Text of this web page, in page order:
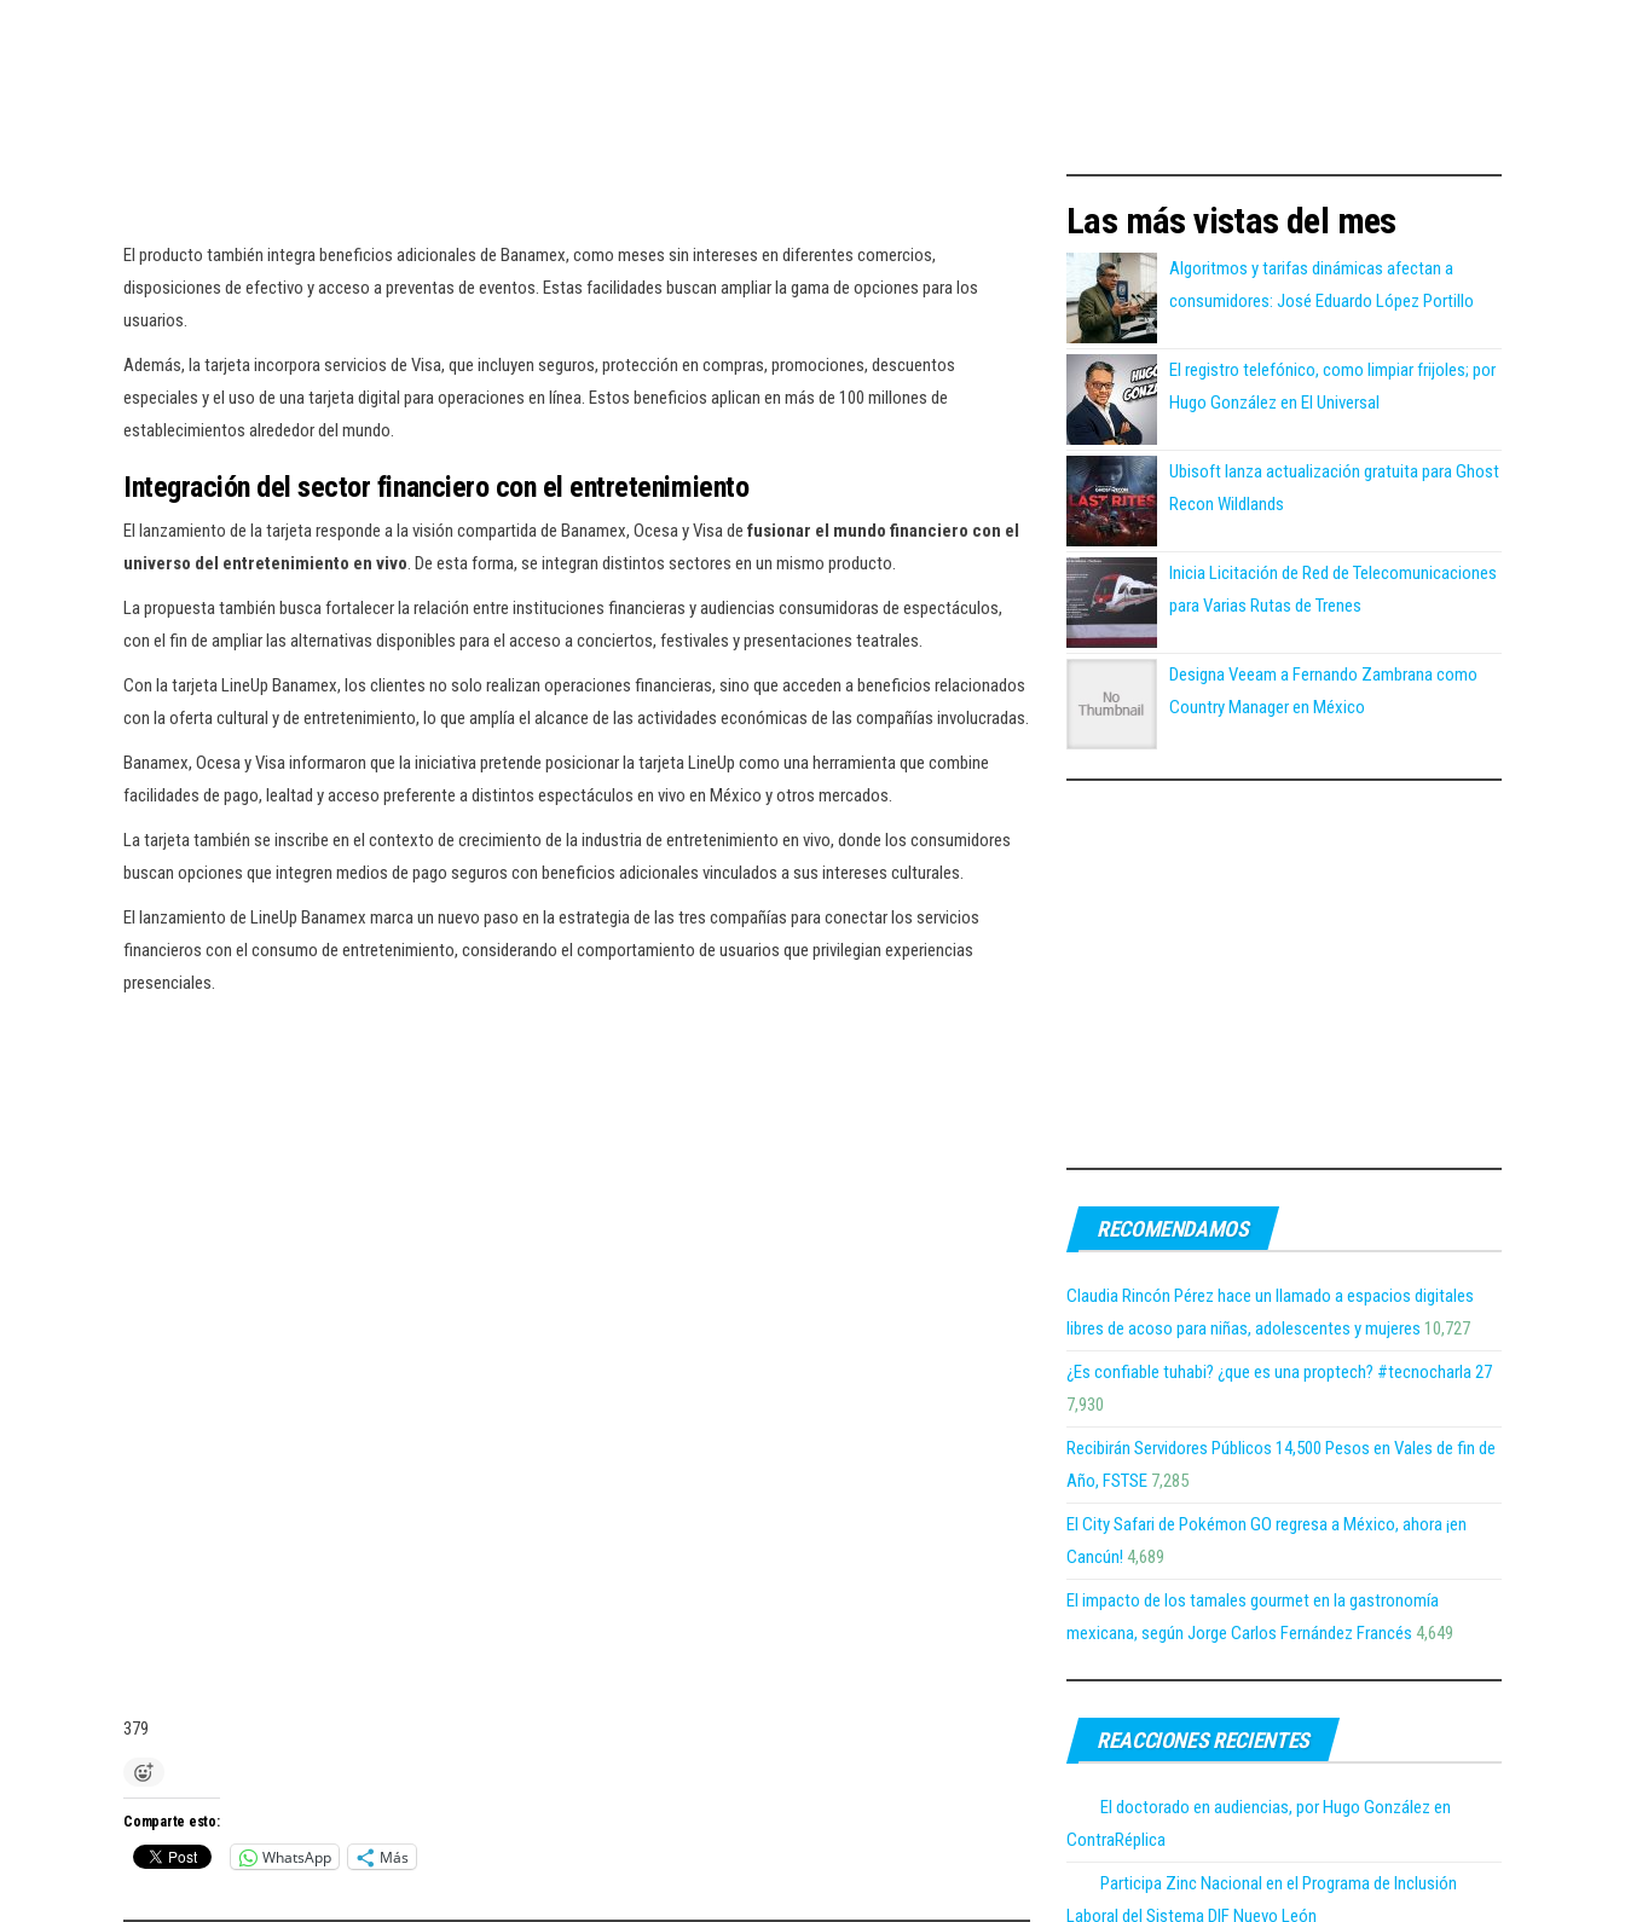
El producto también integra beneficios adicionales de Banamex, como meses sin intereses en diferentes comercios,
disposiciones de efectivo y acceso a preventas de eventos. Estas facilidades buscan ampliar la gama de opciones para los
usuarios.
Además, la tarjeta incorpora servicios de Visa, que incluyen seguros, protección en compras, promociones, descuentos
especiales y el uso de una tarjeta digital para operaciones en línea. Estos beneficios aplican en más de 100 millones de
establecimientos alrededor del mundo.
Integración del sector financiero con el entretenimiento
El lanzamiento de la tarjeta responde a la visión compartida de Banamex, Ocesa y Visa de fusionar el mundo financiero con el
universo del entretenimiento en vivo. De esta forma, se integran distintos sectores en un mismo producto.
La propuesta también busca fortalecer la relación entre instituciones financieras y audiencias consumidoras de espectáculos,
con el fin de ampliar las alternativas disponibles para el acceso a conciertos, festivales y presentaciones teatrales.
Con la tarjeta LineUp Banamex, los clientes no solo realizan operaciones financieras, sino que acceden a beneficios relacionados
con la oferta cultural y de entretenimiento, lo que amplía el alcance de las actividades económicas de las compañías involucradas.
Banamex, Ocesa y Visa informaron que la iniciativa pretende posicionar la tarjeta LineUp como una herramienta que combine
facilidades de pago, lealtad y acceso preferente a distintos espectáculos en vivo en México y otros mercados.
La tarjeta también se inscribe en el contexto de crecimiento de la industria de entretenimiento en vivo, donde los consumidores
buscan opciones que integren medios de pago seguros con beneficios adicionales vinculados a sus intereses culturales.
El lanzamiento de LineUp Banamex marca un nuevo paso en la estrategia de las tres compañías para conectar los servicios
financieros con el consumo de entretenimiento, considerando el comportamiento de usuarios que privilegian experiencias
presenciales.
379
Comparte esto:
WhatsApp Más
Las más vistas del mes
Algoritmos y tarifas dinámicas afectan a
consumidores: José Eduardo López Portillo
El registro telefónico, como limpiar frijoles; por
Hugo González en El Universal
Ubisoft lanza actualización gratuita para Ghost
Recon Wildlands
Inicia Licitación de Red de Telecomunicaciones
para Varias Rutas de Trenes
Designa Veeam a Fernando Zambrana como
Country Manager en México
RECOMENDAMOS
Claudia Rincón Pérez hace un llamado a espacios digitales
libres de acoso para niñas, adolescentes y mujeres 10,727
¿Es confiable tuhabi? ¿que es una proptech? #tecnocharla 27
7,930
Recibirán Servidores Públicos 14,500 Pesos en Vales de fin de
Año, FSTSE 7,285
El City Safari de Pokémon GO regresa a México, ahora ¡en
Cancún! 4,689
El impacto de los tamales gourmet en la gastronomía
mexicana, según Jorge Carlos Fernández Francés 4,649
REACCIONES RECIENTES
El doctorado en audiencias, por Hugo González en
ContraRéplica
Participa Zinc Nacional en el Programa de Inclusión
Laboral del Sistema DIF Nuevo León